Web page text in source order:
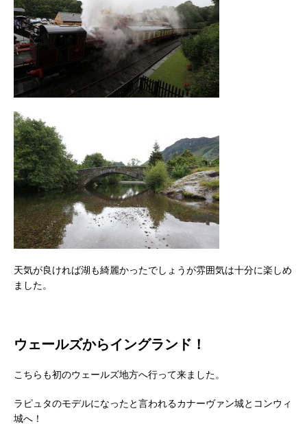
天気が良ければ湖も綺麗かったでしょうが雰囲気は十分に楽しめ
ました。
ウェールズからイングランド！
こちらも初のウェールズ地方へ行って来ました。
ラピュタのモデルになったと言われるカナーヴァン城とコンウィ
城へ！